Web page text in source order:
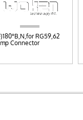
RG59,62
Connector